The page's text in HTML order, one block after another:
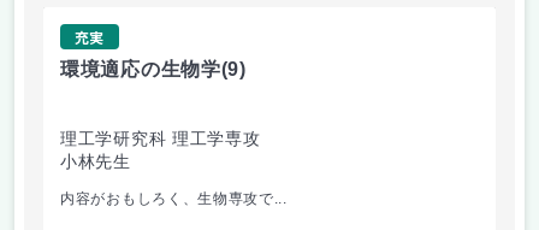
充実
環境適応の生物学(9)
理工学研究科 理工学専攻
小林先生
内容がおもしろく、生物専攻で...